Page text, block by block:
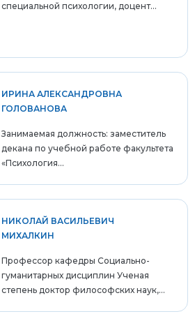
специальной психологии, доцент...
ИРИНА АЛЕКСАНДРОВНА
ГОЛОВАНОВА
Занимаемая должность: заместитель
декана по учебной работе факультета
«Психология...
НИКОЛАЙ ВАСИЛЬЕВИЧ
МИХАЛКИН
Профессор кафедры Социально-
гуманитарных дисциплин Ученая
степень доктор философских наук,...